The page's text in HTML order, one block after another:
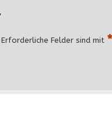
Erforderliche Felder sind mit *